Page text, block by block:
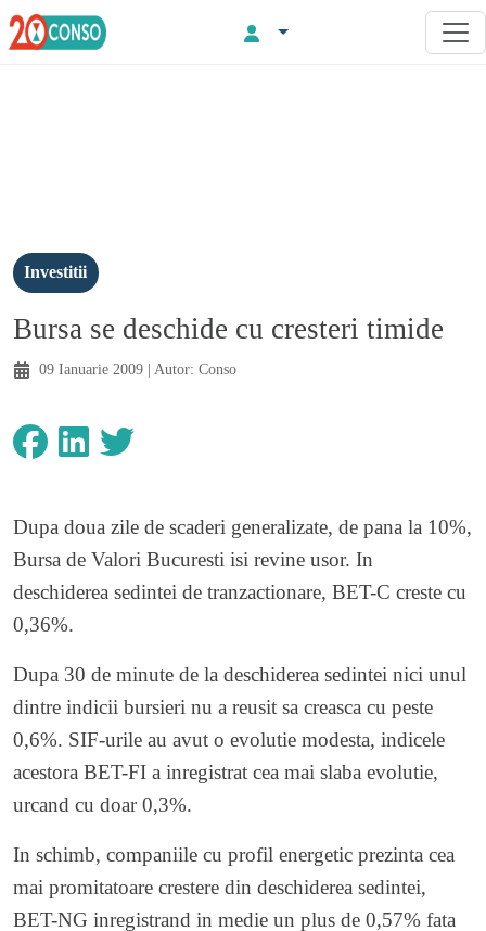
Investitii
Bursa se deschide cu cresteri timide
09 Ianuarie 2009 | Autor: Conso
Dupa doua zile de scaderi generalizate, de pana la 10%,
Bursa de Valori Bucuresti isi revine usor. In
deschiderea sedintei de tranzactionare, BET-C creste cu
0,36%.
Dupa 30 de minute de la deschiderea sedintei nici unul
dintre indicii bursieri nu a reusit sa creasca cu peste
0,6%. SIF-urile au avut o evolutie modesta, indicele
acestora BET-FI a inregistrat cea mai slaba evolutie,
urcand cu doar 0,3%.
In schimb, companiile cu profil energetic prezinta cea
mai promitatoare crestere din deschiderea sedintei,
BET-NG inregistrand in medie un plus de 0,57% fata